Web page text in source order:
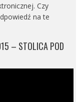
Czy
na te
– STOLICA POD